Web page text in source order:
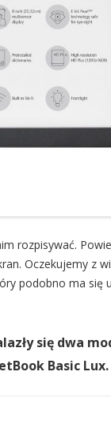
rozpisywać.
Oczekujemy z
podobno ma się
się dwa
Basic Lux.